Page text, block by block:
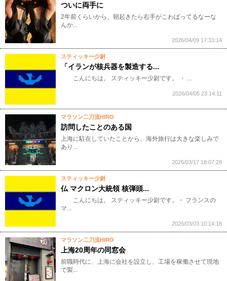
ついに両手に
2年前くらいから、朝起きたら右手がこわばってるなーな
んか...
2026/04/09 17:33:14
スティッキー少尉
「イランが核兵器を製造する...
こんにちは。 スティッキー少尉です。 ・ ...
2026/04/05 23:14:11
マラソン二刀流HIRO
訪問したことのある国
上海に駐在していたことから、海外旅行は大きな楽しみで
あり...
2026/03/17 18:07:28
スティッキー少尉
仏 マクロン大統領 核弾頭...
こんにちは。 スティッキー少尉です。・ フランスの
マ...
2026/03/03 10:14:18
マラソン二刀流HIRO
上海20周年の同窓会
前職時代に、上海に会社を設立し、工場を稼働させて現地
で製...